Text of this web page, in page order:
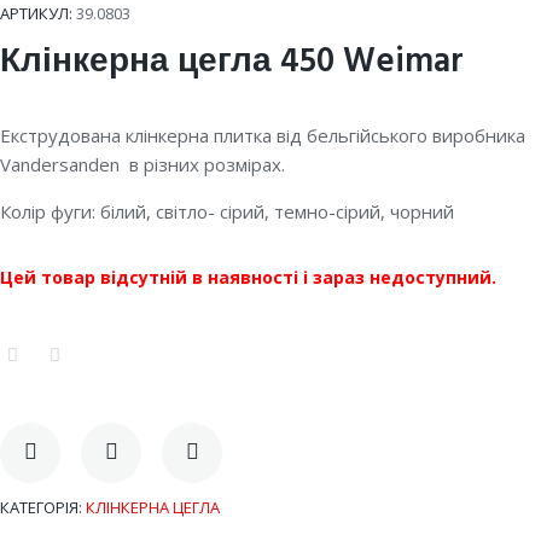
АРТИКУЛ: 39.0803
Клінкерна цегла 450 Weimar
Екструдована клінкерна плитка від бельгійського виробника
Vandersanden в різних розмірах.
Колір фуги: білий, світло- сірий, темно-сірий, чорний
Цей товар відсутній в наявності і зараз недоступний.
КАТЕГОРІЯ: КЛІНКЕРНА ЦЕГЛА